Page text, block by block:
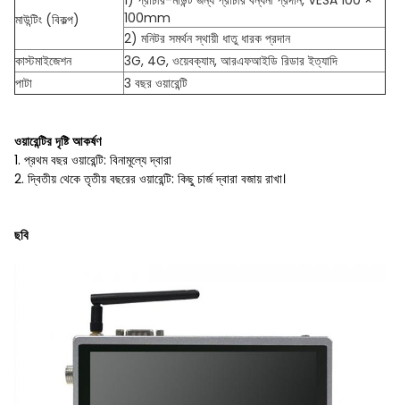
মাউন্টিং (বিকল্প)
100mm
2) মনিটর সমর্থন স্থায়ী ধাতু ধারক প্রদান
কাস্টমাইজেশন
3G, 4G, ওয়েবক্যাম, আরএফআইডি রিডার ইত্যাদি
পাটা
3 বছর ওয়ারেন্টি
ওয়ারেন্টির দৃষ্টি আকর্ষণ
1. প্রথম বছর ওয়ারেন্টি: বিনামূল্যে দ্বারা
2. দ্বিতীয় থেকে তৃতীয় বছরের ওয়ারেন্টি: কিছু চার্জ দ্বারা বজায় রাখা।
ছবি